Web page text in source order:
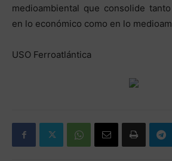
medioambiental que consolide
en lo económico como en lo
USO Ferroatlántica